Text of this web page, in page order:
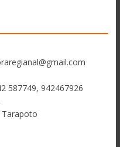
587749, 942467926
Tarapoto